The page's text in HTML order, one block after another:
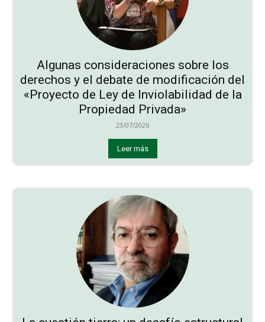
Algunas consideraciones sobre los
derechos y el debate de modificación del
«Proyecto de Ley de Inviolabilidad de la
Propiedad Privada»
23/07/2026
Leer más